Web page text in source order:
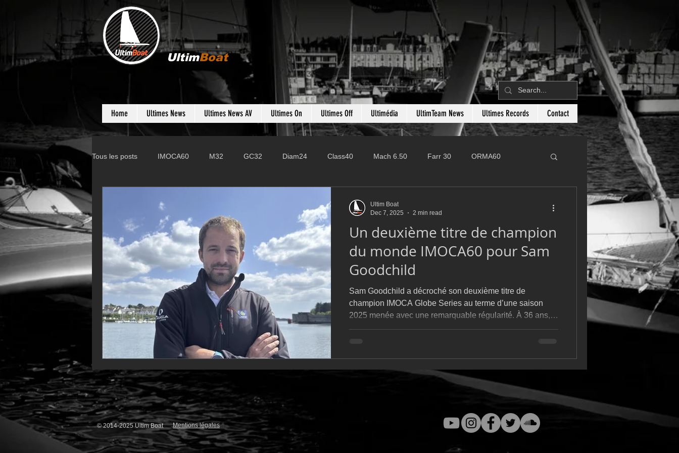
UltimBoat
Home Ultimes News Ultimes News AV Ultimes On Ultimes Off Ultimédia UltimTeam News Ultimes Records Contact
Tous les posts IMOCA60 M32 GC32 Diam24 Class40 Mach 6.50 Farr 30 ORMA60
VOR60 Class Rhum JMD54 Botin 52 Classe 50 Figaro 3 Flying Phantom L&#39;Hydroptère
F18 TF35 Business AC75 Open 7.50
Un deuxième titre de champion
du monde IMOCA60 pour Sam
Goodchild
Sam Goodchild a décroché son deuxième titre de
champion IMOCA Globe Series au terme d’une saison
2025 menée avec une remarquable régularité. À 36 ans,
le skipper de MACIF Santé Prévoyance, originaire de
Ultim Boat
Dec 7, 2025
2 min read
© 2014-2025 Ultim Boat Mentions légales